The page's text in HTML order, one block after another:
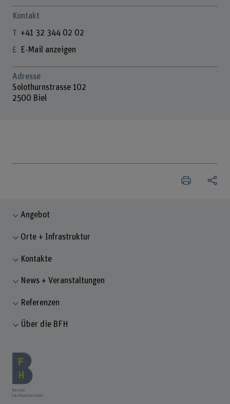
Kontakt
+41 32 344 02 02
E-Mail anzeigen
Adresse
Solothurnstrasse 102
2500 Biel
Angebot
Orte + Infrastruktur
Kontakte
News + Veranstaltungen
Referenzen
Über die BFH